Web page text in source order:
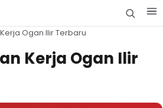
Ogan Ilir Terbaru
Kerja Ogan Ilir